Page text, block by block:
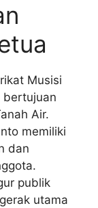
Musisi
bertujuan
Air.
memiliki
dan
publik
utama